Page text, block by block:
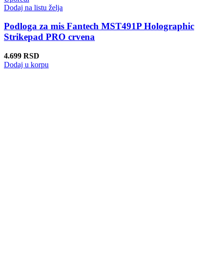
Dodaj na listu želja
Podloga za mis Fantech MST491P Holographic
Strikepad PRO crvena
4.699 RSD
Dodaj u korpu